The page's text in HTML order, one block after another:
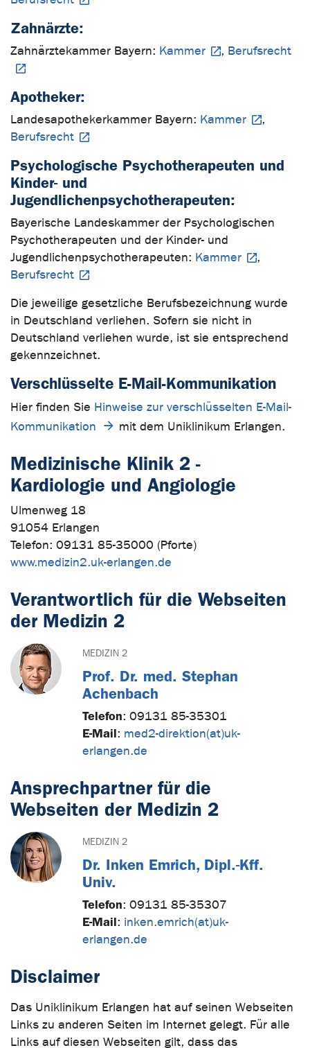
Zahnärzte:
Zahnärztekammer Bayern: Kammer , Berufsrecht
Apotheker:
Landesapothekerkammer Bayern: Kammer
,
Berufsrecht
Psychologische Psychotherapeuten und
Kinder- und
Jugendlichenpsychotherapeuten:
Bayerische Landeskammer der Psychologischen
Psychotherapeuten und der Kinder- und
Jugendlichenpsychotherapeuten: Kammer
,
Berufsrecht
Die jeweilige gesetzliche Berufsbezeichnung wurde
in Deutschland verliehen. Sofern sie nicht in
Deutschland verliehen wurde, ist sie entsprechend
gekennzeichnet.
Verschlüsselte E-Mail-Kommunikation
Hier finden Sie Hinweise zur verschlüsselten E-Mail-
Kommunikation
mit dem Uniklinikum Erlangen.
Medizinische Klinik 2 -
Kardiologie und Angiologie
Ulmenweg 18
91054 Erlangen
Telefon: 09131 85-35000 (Pforte)
www.medizin2.uk-erlangen.de
Verantwortlich für die Webseiten
der Medizin 2
MEDIZIN 2
Prof. Dr. med. Stephan
Achenbach
Telefon: 09131 85-35301
E-Mail: med2-direktion(at)uk-
erlangen.de
Ansprechpartner für die
Webseiten der Medizin 2
MEDIZIN 2
Dr. Inken Emrich, Dipl.-Kff.
Univ.
Telefon: 09131 85-35307
E-Mail: inken.emrich(at)uk-
erlangen.de
Disclaimer
Das Uniklinikum Erlangen hat auf seinen Webseiten
Links zu anderen Seiten im Internet gelegt. Für alle
Links auf diesen Webseiten gilt, dass das